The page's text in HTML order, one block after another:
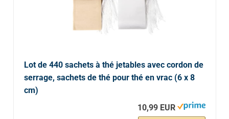
Lot de 440 sachets à thé jetables avec cordon de
serrage, sachets de thé pour thé en vrac (6 x 8
cm)
10,99 EUR